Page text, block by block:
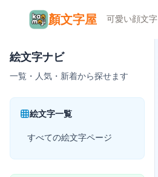
顏文字屋 可愛い顔文字
絵文字ナビ
一覧・人気・新着から探せます
絵文字一覧
すべての絵文字ページ